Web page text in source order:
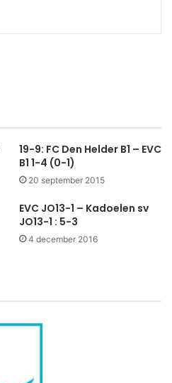
19-9: FC Den Helder B1 – EVC
B1 1-4 (0-1)
20 september 2015
EVC JO13-1 – Kadoelen sv
JO13-1 : 5-3
4 december 2016